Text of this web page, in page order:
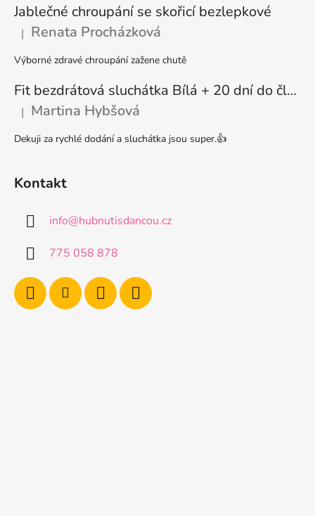
y
v
ý
p
s
Jablečné chroupání se skořicí bezlepkové
Hodnocení produktu je 5 z 5 hvězdiček.
| Renata Procházková
Výborné zdravé chroupání zažene chutě
Fit bezdrátová sluchátka Bílá + 20 dní do členství + seznam písniček i audioknih
Hodnocení produktu je 5 z 5 hvězdiček.
| Martina Hybšová
Dekuji za rychlé dodání a sluchátka jsou super.👍
Kontakt
info@hubnutisdancou.cz
775 058 878